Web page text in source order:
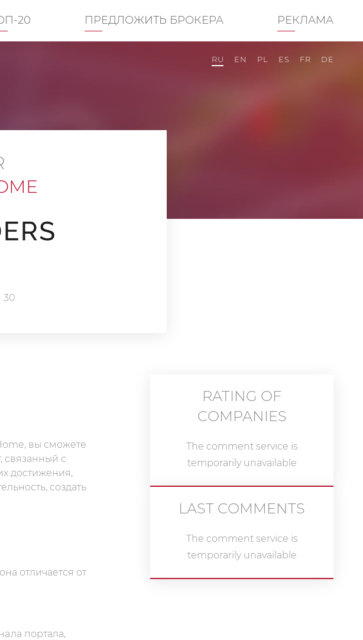
20 ПРЕДЛОЖИТЬ БРОКЕРА РЕКЛАМА
RU EN PL ES FR DE
30
вы сможете
связанный с
достижения,
создать
отличается от
портала,
RATING OF
COMPANIES
The comment service is
temporarily unavailable
LAST COMMENTS
The comment service is
temporarily unavailable